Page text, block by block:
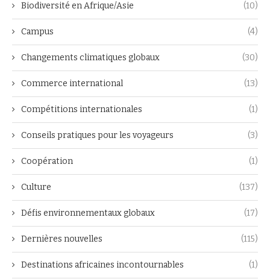
Biodiversité en Afrique/Asie (10)
Campus (4)
Changements climatiques globaux (30)
Commerce international (13)
Compétitions internationales (1)
Conseils pratiques pour les voyageurs (3)
Coopération (1)
Culture (137)
Défis environnementaux globaux (17)
Dernières nouvelles (115)
Destinations africaines incontournables (1)